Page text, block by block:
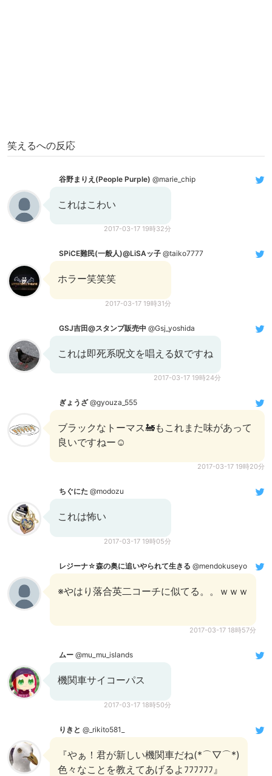
笑えるへの反応
谷野まりえ(People Purple) @marie_chip
これはこわい
2017-03-17 19時32分
SPiCE難民(一般人)@LiSAッ子 @taiko7777
ホラー笑笑笑
2017-03-17 19時31分
GSJ吉田@スタンプ販売中 @Gsj_yoshida
これは即死系呪文を唱える奴ですね
2017-03-17 19時24分
ぎょうざ@gyouza_555
ブラックなトーマス🚂もこれまた味があって
良いですねー☺️
2017-03-17 19時20分
ちぐにた @modozu
これは怖い
2017-03-17 19時05分
レジーナ☆森の奥に追いやられて生きる @mendokuseyo
※やはり落合英二コーチに似てる。。ｗｗｗ
2017-03-17 18時57分
ムー @mu_mu_islands
機関車サイコーパス
2017-03-17 18時50分
りきと @_rikito581_
『やぁ！君が新しい機関車だね(*⌒▽⌒*)
色々なことを教えてあげるよﾌﾌﾌﾌﾌﾌ』